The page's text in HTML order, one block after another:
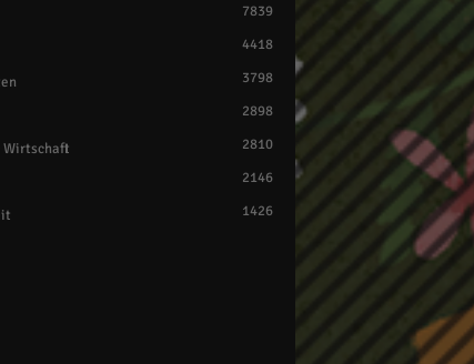
7839
4418
3798
2898
Wirtschaft 2810
2146
1426